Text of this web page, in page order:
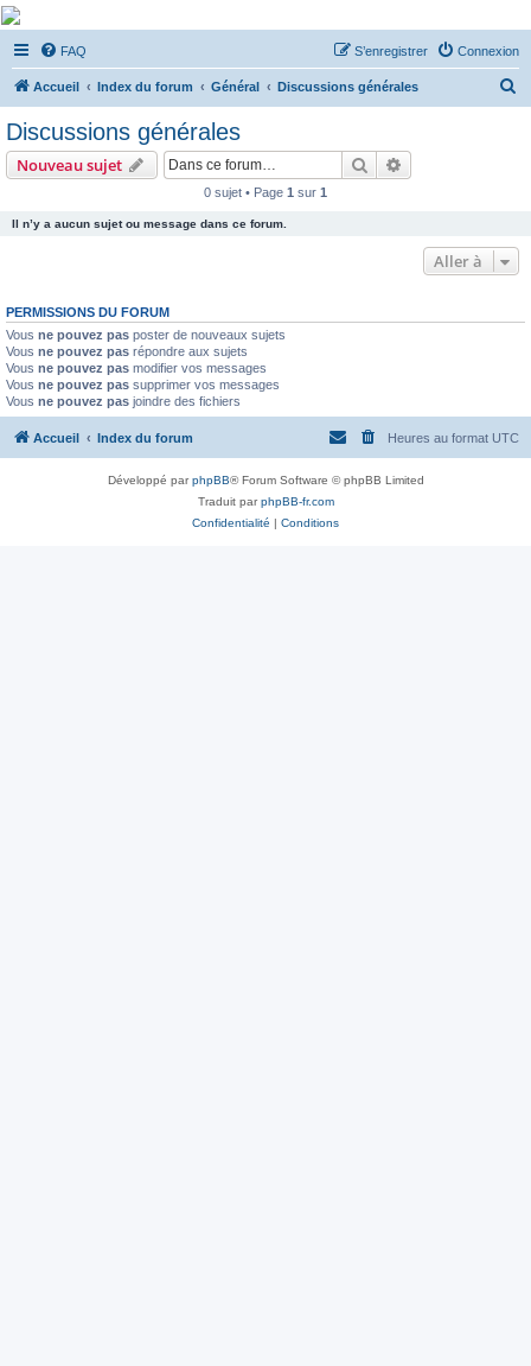
De Musicae Militari -
Forums
Forums de discussions
FAQ Connexion
S’enregistrer
Accueil Index du forum Général Discussions générales
Discussions générales
Nouveau sujet Rechercher
0 sujet • Page 1 sur 1
Il n’y a aucun sujet ou message dans ce forum.
Aller à
PERMISSIONS DU FORUM
Vous ne pouvez pas poster de nouveaux sujets
Vous ne pouvez pas répondre aux sujets
Vous ne pouvez pas modifier vos messages
Vous ne pouvez pas supprimer vos messages
Vous ne pouvez pas joindre des fichiers
Accueil Index du forum Heures au format UTC
Développé parphpBB® Forum Software © phpBB Limited
Traduit parphpBB-fr.com
Confidentialité | Conditions